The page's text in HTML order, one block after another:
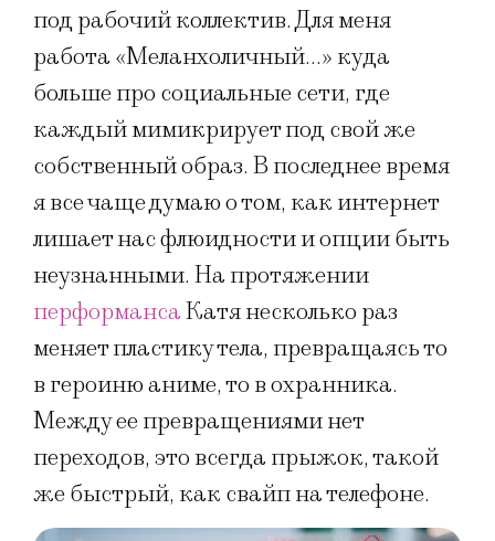
под рабочий коллектив. Для меня
работа «Меланхоличный…» куда
больше про социальные сети, где
каждый мимикрирует под свой же
собственный образ. В последнее время
я все чаще думаю о том, как интернет
лишает нас флюидности и опции быть
неузнанными. На протяжении
перформансаКатя несколько раз
меняет пластику тела, превращаясь то
в героиню аниме, то в охранника.
Между ее превращениями нет
переходов, это всегда прыжок, такой
же быстрый, как свайп на телефоне.